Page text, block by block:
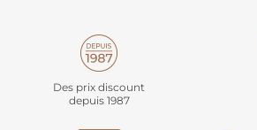
Des prix discount
depuis 1987